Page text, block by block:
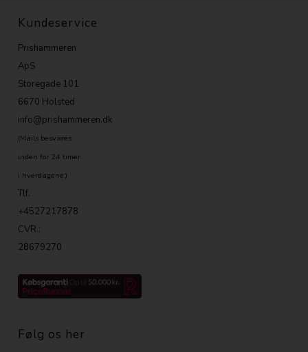
Kundeservice
Prishammeren
ApS
Storegade 101
6670 Holsted
info@prishammeren.dk
(Mails besvares
inden for 24 timer
i hverdagene.)
Tlf.
+4527217878
CVR.:
28679270
Følg os her